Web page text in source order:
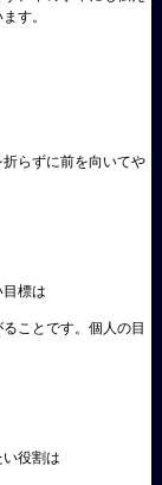
す。
らずに前を向いてや
標は
ことです。個人の目
役割は